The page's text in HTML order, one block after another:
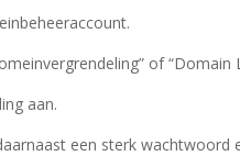
of “Domain
aan.
een sterk